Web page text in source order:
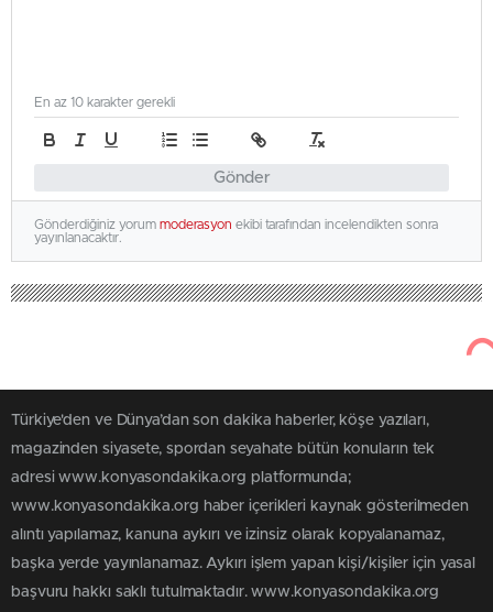
Gönder
En az 10 karakter gerekli
Gönderdiğiniz yorum moderasyon ekibi tarafından incelendikten sonra
yayınlanacaktır.
Türkiye'den ve Dünya’dan son dakika haberler, köşe yazıları,
magazinden siyasete, spordan seyahate bütün konuların tek
adresi www.konyasondakika.org platformunda;
www.konyasondakika.org haber içerikleri kaynak gösterilmeden
alıntı yapılamaz, kanuna aykırı ve izinsiz olarak kopyalanamaz,
başka yerde yayınlanamaz. Aykırı işlem yapan kişi/kişiler için yasal
başvuru hakkı saklı tutulmaktadır. www.konyasondakika.org